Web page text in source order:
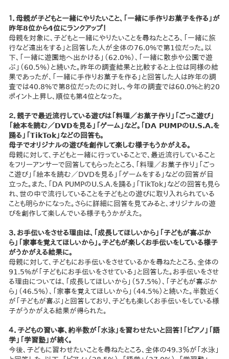
１．母親が子どもと一緒にやりたいこと、「一緒に手作りお菓子を作る」が
昨年8位から4位にランクアップ！
母親を対象に、子どもと一緒にやりたいことを尋ねたところ、「一緒に旅
行など遠出をする」と回答した人が全体の76.0%で第1位だった。以
下、「一緒に遊園地へ出かける」（62.0%）、「一緒に散歩や公園で遊
ぶ」（60.5%）と続いた。昨年の調査結果と比較すると上位は同様の結
果であったが、「一緒に手作りお菓子を作る」と回答した人は昨年の調
査では40.8%で第8位だったのに対し、今年の調査では60.0%と約20
ポイント上昇し、順位も第4位となった。
２．親子で最近流行している遊びは「料理／お菓子作り」「ごっこ遊び」
「絵本を読む／DVDを見る」「ゲーム」など。「DA PUMPのU.S.A.を
踊る」「TikTok」などの回答も。
母子でオリジナルの遊びを創作して楽しむ様子もうかがえる。
母親に対して、子どもと一緒に行っていることで、最近流行していること
をフリーアンサーで回答してもらったところ、「料理／お菓子作り」「ごっ
こ遊び」「絵本を読む／DVDを見る」「ゲームをする」などの回答が目
立った。また、「DA PUMPのU.S.A.を踊る」「TikTok」などの回答も見ら
れ、世の中で流行していることを子どもとの遊びに取り入れられている
ことも明らかになった。さらに詳細に回答を見てみると、オリジナルの遊
びを創作して楽しんでいる様子もうかがえた。
３．お手伝いをさせる理由は、「成長してほしいから」「子どもが喜ぶか
ら」「家事を覚えてほしいから」。子どもが楽しくお手伝いをしている様子
がうかがえる結果に。
母親に対して、子どもにお手伝いをさせているかを尋ねたところ、全体の
91.5%が「子どもにお手伝いをさせている」と回答した。お手伝いをさせ
る理由については、「成長してほしいから」（57.5%）、「子どもが喜ぶか
ら」（46.5%）、「家事を覚えてほしいから」（44.5%）と続いた。半数近く
が「子どもが喜ぶ」と回答しており、子どもも楽しくお手伝いをしている様
子がうかがえる結果が得られた。
４．子どもの習い事、約半数が「水泳」を習わせたいと回答！「ピアノ」「語
学」「学習塾」が続く。
今後、子どもに習わせたいことを尋ねたところ、全体の49.3％が「水泳」